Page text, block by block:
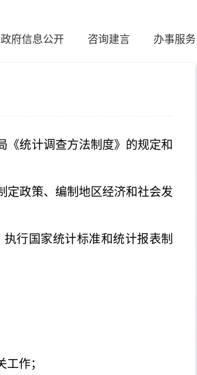
政府信息公开 咨询建言 办事服务
《统计调查方法制度》的规定和
定政策、编制地区经济和社会发
行国家统计标准和统计报表制
作；